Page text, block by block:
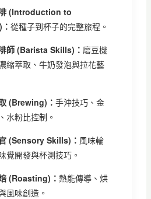
(Introduction to
從種子到杯子的完整旅程。
師 (Barista Skills)： 磨豆機
縮萃取、牛奶發泡與拉花藝
(Brewing)： 手沖技巧、金
水粉比控制。
(Sensory Skills)： 風味輪
覺開發與杯測技巧。
(Roasting)： 熱能傳導、烘
風味創造。